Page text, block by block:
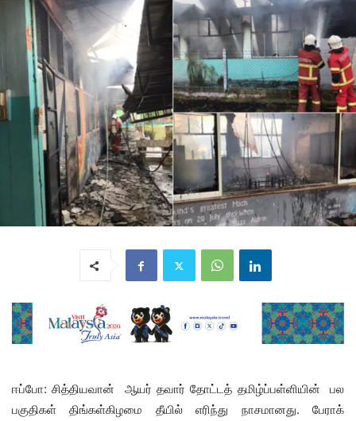
ஈப்போ: சித்தியவான் ஆயர் தவார் தோட்டத் தமிழ்ப்பள்ளியின் பல
பகுதிகள் திங்கள்கிழமை தீயில் எரிந்து நாசமானது. பேராக்